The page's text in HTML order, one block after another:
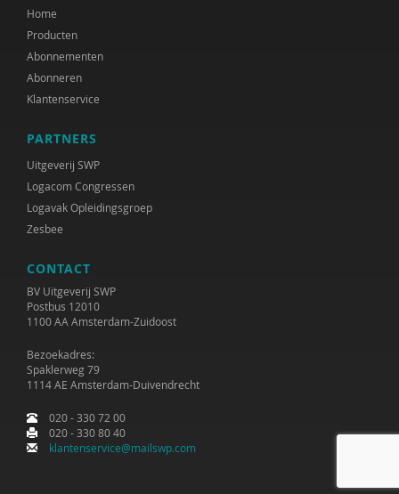
Home
Producten
Abonnementen
Abonneren
Klantenservice
PARTNERS
Uitgeverij SWP
Logacom Congressen
Logavak Opleidingsgroep
Zesbee
CONTACT
BV Uitgeverij SWP
Postbus 12010
1100 AA Amsterdam-Zuidoost
Bezoekadres:
Spaklerweg 79
1114 AE Amsterdam-Duivendrecht
020 - 330 72 00
020 - 330 80 40
klantenservice@mailswp.com